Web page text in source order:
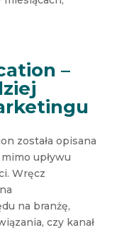
–
została opisana
upływu
Wręcz
na branżę,
czy kanał